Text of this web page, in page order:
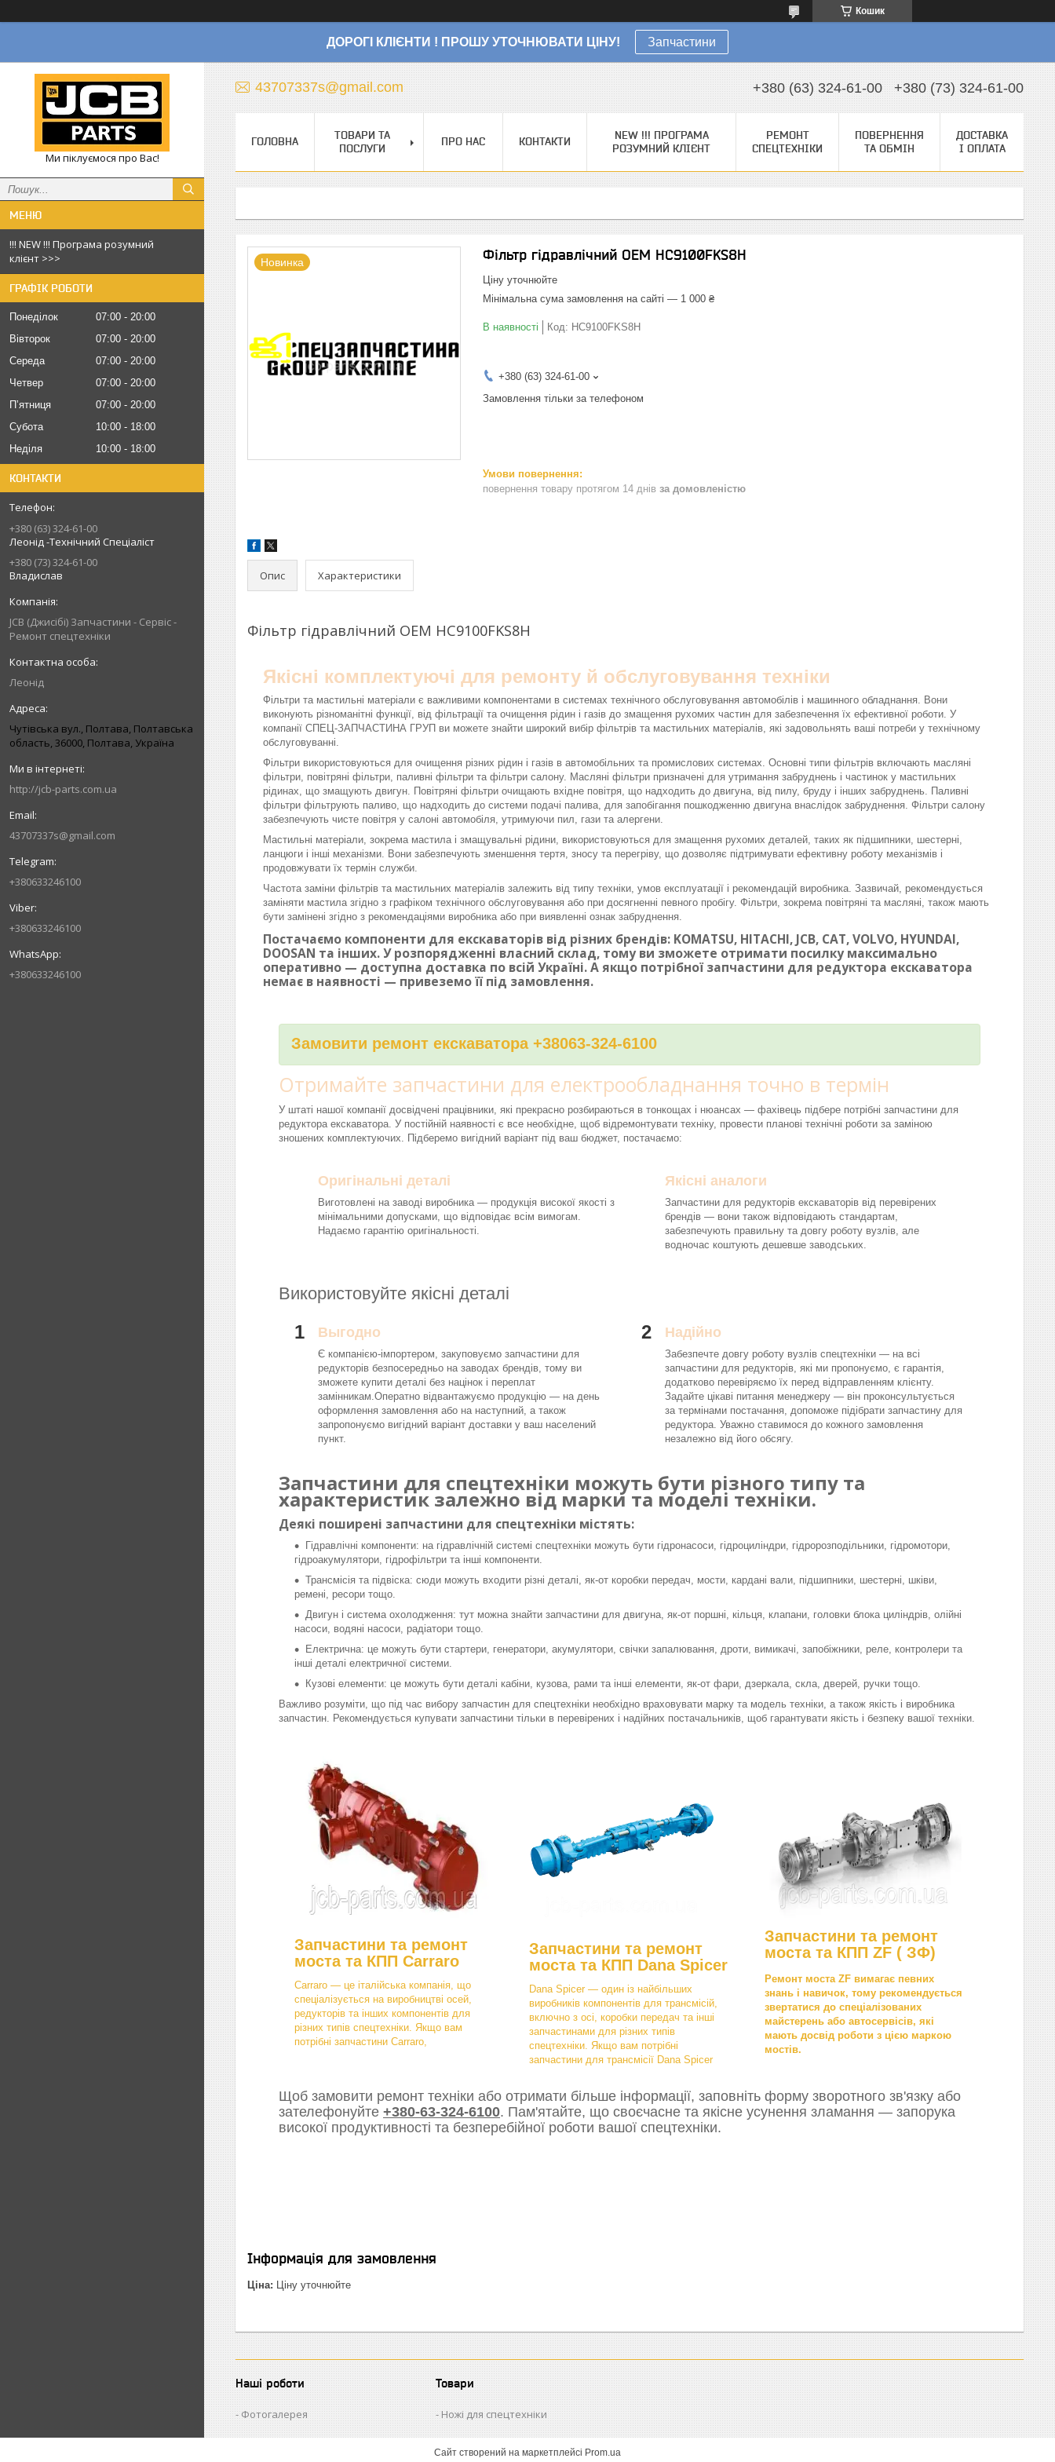
Кошик
ДОРОГІ КЛІЄНТИ ! ПРОШУ УТОЧНЮВАТИ ЦІНУ! Запчастини
Ми піклуємося про Вас!
!!! NEW !!! Програма розумний
клієнт >>>
ГРАФІК РОБОТИ
Понеділок 07:00
20:00
Вівторок
07:00
20:00
Середа
07:00
20:00
Четвер
07:00
20:00
Пʼятниця
07:00
20:00
Субота
10:00
18:00
Неділя
10:00 18:00
КОНТАКТИ
+380 (63) 324-61-00
Леонід -Технічний Спеціаліст
+380 (73) 324-61-00
Владислав
JCB (Джисібі) Запчастини - Сервіс -
Ремонт спецтехніки
Леонід
Чутівська вул., Полтава, Полтавська
область, 36000, Полтава, Україна
http://jcb-parts.com.ua
43707337s@gmail.com
+380633246100
+380633246100
+380633246100
43707337s@gmail.com +380 (63) 324-61-00 +380 (73) 324-61-00
ГОЛОВНА
ТОВАРИ ТА
ПОСЛУГИ
ПРО НАС КОНТАКТИ
NEW !!! ПРОГРАМА
РОЗУМНИЙ КЛІЄНТ
РЕМОНТ
СПЕЦТЕХНІКИ
ПОВЕРНЕННЯ
ТА ОБМІН
ДОСТАВКА
І ОПЛАТА
Новинка Фільтр гідравлічний OEM HC9100FKS8H
Ціну уточнюйте
Мінімальна сума замовлення на сайті — 1 000 ₴
В наявності Код: HC9100FKS8H
+380 (63) 324-61-00
Замовлення тільки за телефоном
повернення товару протягом 14 днів за домовленістю
Опис Характеристики
Фільтр гідравлічний OEM HC9100FKS8H
Якісні комплектуючі для ремонту й обслуговування техніки
Фільтри та мастильні матеріали є важливими компонентами в системах технічного обслуговування автомобілів і машинного обладнання. Вони
виконують різноманітні функції, від фільтрації та очищення рідин і газів до змащення рухомих частин для забезпечення їх ефективної роботи. У
компанії СПЕЦ-ЗАПЧАСТИНА ГРУП ви можете знайти широкий вибір фільтрів та мастильних матеріалів, які задовольнять ваші потреби у технічному
обслуговуванні.
Фільтри використовуються для очищення різних рідин і газів в автомобільних та промислових системах. Основні типи фільтрів включають масляні
фільтри, повітряні фільтри, паливні фільтри та фільтри салону. Масляні фільтри призначені для утримання забруднень і частинок у мастильних
рідинах, що змащують двигун. Повітряні фільтри очищають вхідне повітря, що надходить до двигуна, від пилу, бруду і інших забруднень. Паливні
фільтри фільтрують паливо, що надходить до системи подачі палива, для запобігання пошкодженню двигуна внаслідок забруднення. Фільтри салону
забезпечують чисте повітря у салоні автомобіля, утримуючи пил, гази та алергени.
Мастильні матеріали, зокрема мастила і змащувальні рідини, використовуються для змащення рухомих деталей, таких як підшипники, шестерні,
ланцюги і інші механізми. Вони забезпечують зменшення тертя, зносу та перегріву, що дозволяє підтримувати ефективну роботу механізмів і
продовжувати їх термін служби.
Частота заміни фільтрів та мастильних матеріалів залежить від типу техніки, умов експлуатації і рекомендацій виробника. Зазвичай, рекомендується
заміняти мастила згідно з графіком технічного обслуговування або при досягненні певного пробігу. Фільтри, зокрема повітряні та масляні, також мають
бути замінені згідно з рекомендаціями виробника або при виявленні ознак забруднення.
Постачаємо компоненти для екскаваторів від різних брендів: KOMATSU, HITACHI, JCB, CAT, VOLVO, HYUNDAI,
DOOSAN та інших. У розпорядженні власний склад, тому ви зможете отримати посилку максимально
оперативно — доступна доставка по всій Україні. А якщо потрібної запчастини для редуктора екскаватора
немає в наявності — привеземо її під замовлення.
Замовити ремонт екскаватора +38063-324-6100
Отримайте запчастини для електрообладнання точно в термін
У штаті нашої компанії досвідчені працівники, які прекрасно розбираються в тонкощах і нюансах — фахівець підбере потрібні запчастини для
редуктора екскаватора. У постійній наявності є все необхідне, щоб відремонтувати техніку, провести планові технічні роботи за заміною
зношених комплектуючих. Підберемо вигідний варіант під ваш бюджет, постачаємо:
Оригінальні деталі
Виготовлені на заводі виробника — продукція високої якості з
мінімальними допусками, що відповідає всім вимогам.
Надаємо гарантію оригінальності.
Якісні аналоги
Запчастини для редукторів екскаваторів від перевірених
брендів — вони також відповідають стандартам,
забезпечують правильну та довгу роботу вузлів, але
водночас коштують дешевше заводських.
Використовуйте якісні деталі
1 Выгодно
Є компанією-імпортером, закуповуємо запчастини для
редукторів безпосередньо на заводах брендів, тому ви
зможете купити деталі без націнок і переплат
замінникам.Оператно відвантажуємо продукцію — на день
оформлення замовлення або на наступний, а також
запропонуємо вигідний варіант доставки у ваш населений
пункт.
2 Надійно
Забезпечте довгу роботу вузлів спецтехніки — на всі
запчастини для редукторів, які ми пропонуємо, є гарантія,
додатково перевіряємо їх перед відправленням клієнту.
Задайте цікаві питання менеджеру — він проконсультується
за термінами постачання, допоможе підібрати запчастину для
редуктора. Уважно ставимося до кожного замовлення
незалежно від його обсягу.
Запчастини для спецтехніки можуть бути різного типу та
характеристик залежно від марки та моделі техніки.
Деякі поширені запчастини для спецтехніки містять:
Гідравлічні компоненти: на гідравлічній системі спецтехніки можуть бути гідронасоси, гідроциліндри, гідророзподільники, гідромотори,
гідроакумулятори, гідрофільтри та інші компоненти.
Трансмісія та підвіска: сюди можуть входити різні деталі, як-от коробки передач, мости, кардані вали, підшипники, шестерні, шківи,
ремені, ресори тощо.
Двигун і система охолодження: тут можна знайти запчастини для двигуна, як-от поршні, кільця, клапани, головки блока циліндрів, олійні
насоси, водяні насоси, радіатори тощо.
Електрична: це можуть бути стартери, генератори, акумулятори, свічки запалювання, дроти, вимикачі, запобіжники, реле, контролери та
інші деталі електричної системи.
Кузові елементи: це можуть бути деталі кабіни, кузова, рами та інші елементи, як-от фари, дзеркала, скла, дверей, ручки тощо.
Важливо розуміти, що під час вибору запчастин для спецтехніки необхідно враховувати марку та модель техніки, а також якість і виробника
запчастин. Рекомендується купувати запчастини тільки в перевірених і надійних постачальників, щоб гарантувати якість і безпеку вашої техніки.
Запчастини та ремонт
моста та КПП Carraro
Carraro — це італійська компанія, що
спеціалізується на виробництві осей,
редукторів та інших компонентів для
різних типів спецтехніки. Якщо вам
потрібні запчастини Carraro,
Запчастини та ремонт
моста та КПП Dana Spicer
Dana Spicer — один із найбільших
виробників компонентів для трансмісій,
включно з осі, коробки передач та інші
запчастинами для різних типів
спецтехніки. Якщо вам потрібні
запчастини для трансмісії Dana Spicer
Запчастини та ремонт
моста та КПП ZF ( ЗФ)
Ремонт моста ZF вимагає певних
знань і навичок, тому рекомендується
звертатися до спеціалізованих
майстерень або автосервісів, які
мають досвід роботи з цією маркою
мостів.
Щоб замовити ремонт техніки або отримати більше інформації, заповніть форму зворотного зв'язку або
зателефонуйте +380-63-324-6100. Пам'ятайте, що своєчасне та якісне усунення зламання — запорука
високої продуктивності та безперебійної роботи вашої спецтехніки.
Інформація для замовлення
Ціна: Ціну уточнюйте
Наші роботи
Фотогалерея
Товари
Ножі для спецтехніки
Сайт створений на маркетплейсі Prom.ua